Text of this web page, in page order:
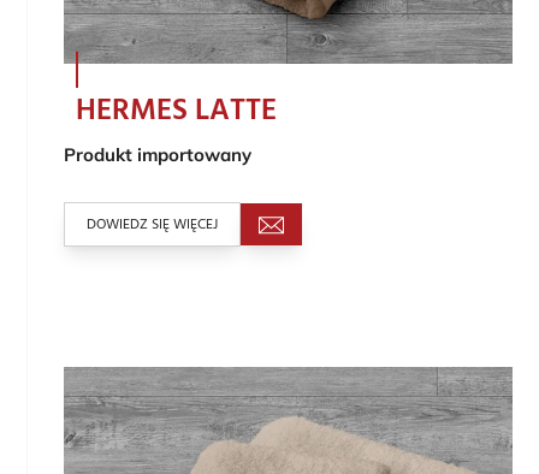
HERMES LATTE
Produkt importowany
DOWIEDZ SIĘ WIĘCEJ